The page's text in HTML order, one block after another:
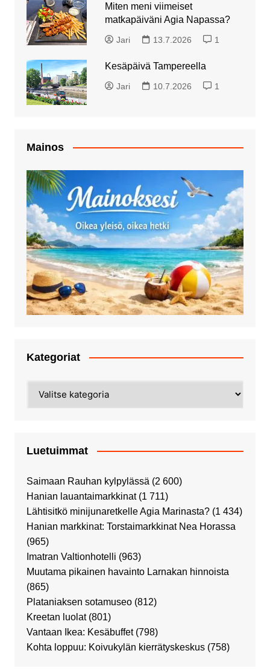
Miten meni viimeiset
matkapäiväni Agia Napassa?
Jari 13.7.2026 1
Kesäpäivä Tampereella
Jari 10.7.2026 1
Mainos
Kategoriat
Luetuimmat
Saimaan Rauhan kylpylässä (2 600)
Hanian lauantaimarkkinat (1 711)
Lähtisitkö minijunaretkelle Agia Marinasta? (1 434)
Hanian markkinat: Torstaimarkkinat Nea Horassa
(965)
Imatran Valtionhotelli (963)
Muutama pikainen havainto Larnakan hinnoista
(865)
Plataniaksen sotamuseo (812)
Kreetan luolat (801)
Vantaan Ikea: Kesäbuffet (798)
Kohta loppuu: Koivukylän kierrätyskeskus (758)